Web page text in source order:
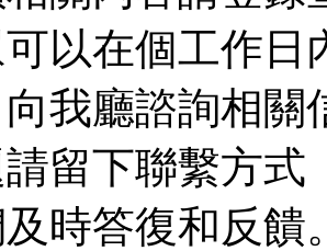
以在個工作
我廳諮詢相關
留下聯繫方
時答復和反